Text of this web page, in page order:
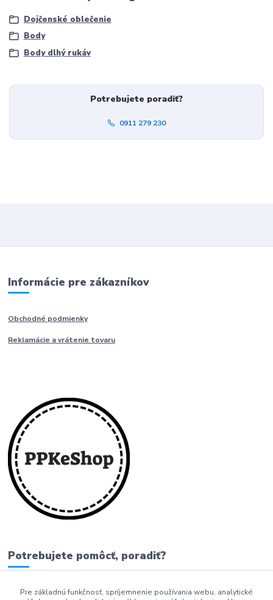
Dojčenské oblečenie
Body
Body dlhý rukáv
Potrebujete poradiť?
0911 279 230
Informácie pre zákazníkov
Obchodné podmienky
Reklamácie a vrátenie tovaru
Potrebujete pomôcť, poradiť?
0911 279 230
Pre základnú funkčnosť, spríjemnenie používania webu, analytické